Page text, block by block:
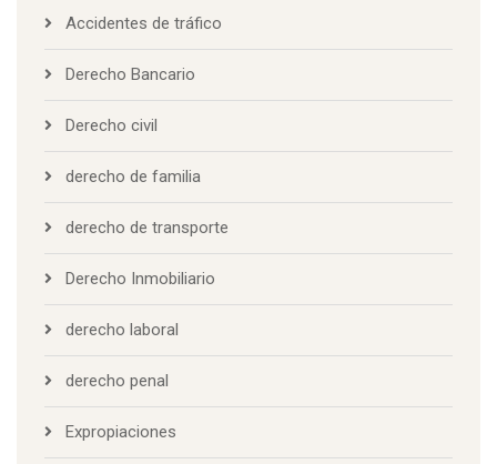
Accidentes de tráfico
Derecho Bancario
Derecho civil
derecho de familia
derecho de transporte
Derecho Inmobiliario
derecho laboral
derecho penal
Expropiaciones